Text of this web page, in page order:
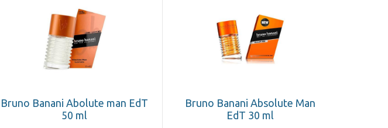
Bruno Banani Abolute man EdT
50 ml
Bruno Banani Absolute Man
EdT 30 ml